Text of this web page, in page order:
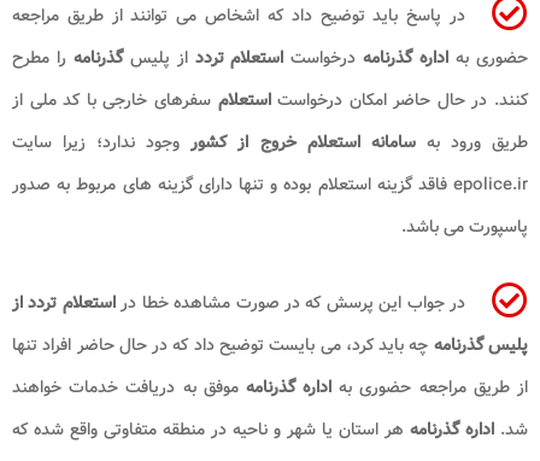
در پاسخ باید توضیح داد که اشخاص می توانند از طریق مراجعه
حضوری به اداره گذرنامهدرخواست استعلام تردد از پلیسگذرنامه را مطرح
کنند. در حال حاضر امکان درخواستاستعلام سفرهای خارجی با کد ملی از
طریق ورود بهسامانه استعلام خروج از کشوروجود ندارد؛ زیرا سایت
epolice.ir فاقد گزینه استعلام بوده و تنها دارای گزینه های مربوط به صدور
پاسپورت می باشد.
در جواب این پرسش که در صورت مشاهده خطا دراستعلام تردد از
پلیس گذرنامه چه باید کرد، می بایست توضیح داد که در حال حاضر افراد تنها
از طریق مراجعه حضوری به اداره گذرنامهموفق به دریافت خدمات خواهند
شد. اداره گذرنامه هر استان یا شهر و ناحیه در منطقه متفاوتی واقع شده که